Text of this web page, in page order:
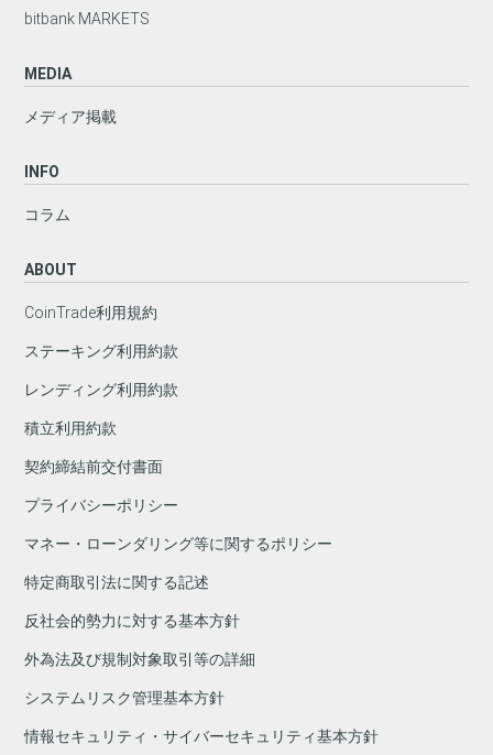
bitbank MARKETS
MEDIA
メディア掲載
INFO
コラム
ABOUT
CoinTrade利用規約
ステーキング利用約款
レンディング利用約款
積立利用約款
契約締結前交付書面
プライバシーポリシー
マネー・ローンダリング等に関するポリシー
特定商取引法に関する記述
反社会的勢力に対する基本方針
外為法及び規制対象取引等の詳細
システムリスク管理基本方針
情報セキュリティ・サイバーセキュリティ基本方針